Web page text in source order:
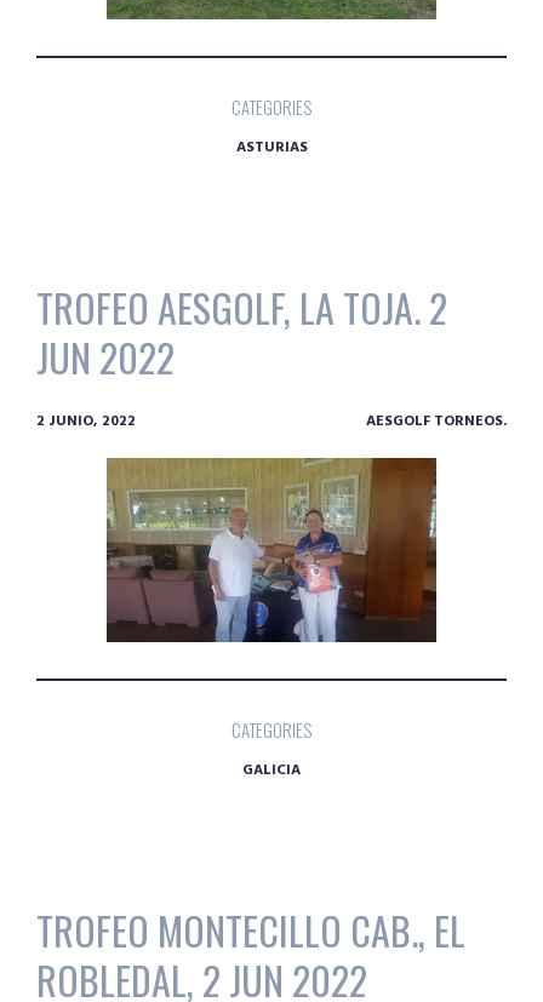
CATEGORIES
ASTURIAS
TROFEO AESGOLF, LA TOJA. 2
JUN 2022
2 JUNIO, 2022 AESGOLF TORNEOS.
CATEGORIES
GALICIA
TROFEO MONTECILLO CAB., EL
ROBLEDAL, 2 JUN 2022